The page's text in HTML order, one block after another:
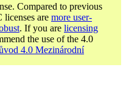
Compared to previous
licenses are more user-
. If you are licensing
the use of the 4.0
4.0 Mezinárodní